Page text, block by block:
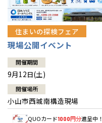
住まいの探検フェア
現場公開イベント
開催期間
9月12日(土)
開催場所
小山市西城南構造現場
QUOカード1000円分進呈中！